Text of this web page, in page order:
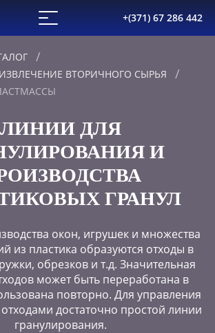
+(371) 67 286 442
ВТОРИЧНОГО СЫРЬЯ
ЛИНИИ ДЛЯ
И
ГРАНУЛ
окон, игрушек и множества
из пластика образуются отходы в
обрезков и т.д. Значительная
может быть переработана в
повторно. Для управления
достаточно простой линии
гранулирования.